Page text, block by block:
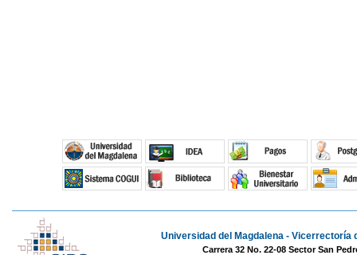
Universidad del Magdalena - Vicerrectoría
Carrera 32 No. 22-08 Sector San